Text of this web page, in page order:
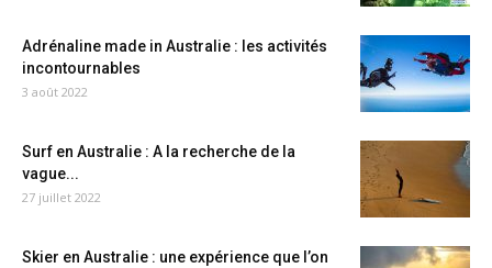
Adrénaline made in Australie : les activités
incontournables
3 août 2022
Surf en Australie : A la recherche de la
vague...
27 juillet 2022
Skier en Australie : une expérience que l’on